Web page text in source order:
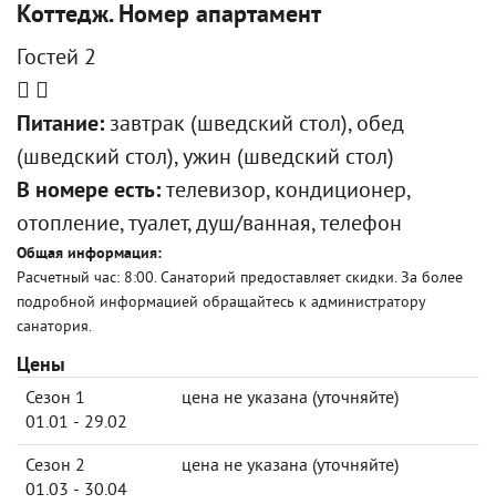
Коттедж. Номер апартамент
Гостей 2
Питание: завтрак (шведский стол), обед
(шведский стол), ужин (шведский стол)
В номере есть: телевизор, кондиционер,
отопление, туалет, душ/ванная, телефон
Общая информация:
Расчетный час: 8:00. Санаторий предоставляет скидки. За более
подробной информацией обращайтесь к администратору
санатория.
Цены
Сезон 1
01.01 - 29.02
цена не указана (уточняйте)
Сезон 2
01.03 - 30.04
цена не указана (уточняйте)